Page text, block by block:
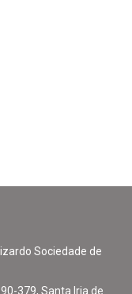
Sociedade de
379, Santa Iria de